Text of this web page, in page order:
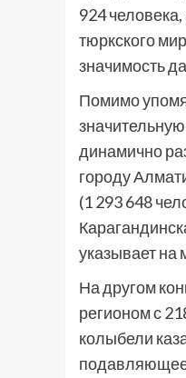
924
тюркского
значимость
Помимо
динамично
городу
(1 293 648
указывает на
На другом
регионом с
колыбели
подавляющее